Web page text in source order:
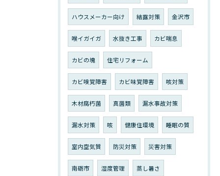
ハウスメーカー向け 結露対策 金沢市
喉イガイガ 水抜き工事 カビ喘息
カビの塊 住宅リフォーム
カビ嗅覚障害 カビ味覚障害 咳対策
木材腐朽菌 真菌類 漏水事故対策
漏水対策 咳 健康住環境 睡眠の質
室内空気質 防災対策 災害対策
南砺市 湿度管理 蒸し暑さ